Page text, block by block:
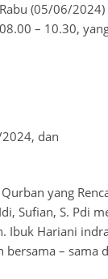
(05/06/
– 10.30,
dan
yang
Sufian, S. Pdi
Hariani
– sama